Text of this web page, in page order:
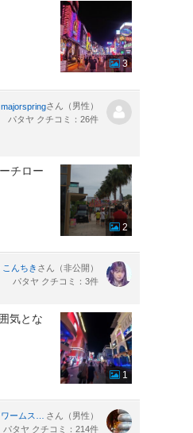
3
majorspringさん（男性）
パタヤ クチコミ：26件
チロー
2
こんちき さん（非公開）
パタヤ クチコミ：3件
気とな
1
さん（男性）
パタヤ クチコミ：214件